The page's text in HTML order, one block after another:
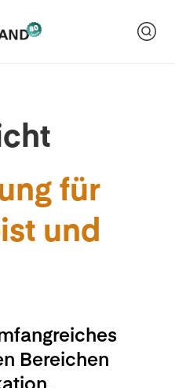
für
und
Bereichen